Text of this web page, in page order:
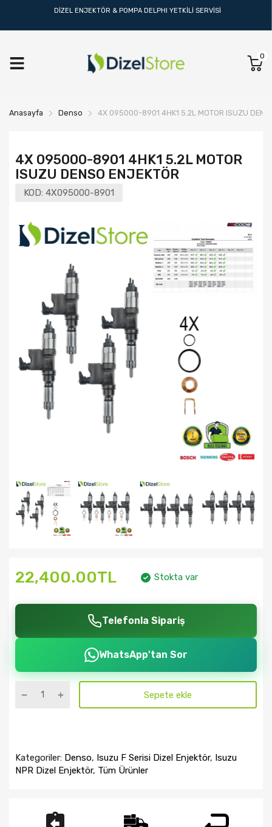
DİZEL ENJEKTÖR & POMPA DELPHI YETKİLİ SERVİSİ
0
Anasayfa Denso 4X 095000-8901 4HK1 5.2L MOTOR ISUZU
4X 095000-8901 4HK1 5.2L MOTOR
ISUZU DENSO ENJEKTÖR
KOD: 4X095000-8901
22,400.00TL Stokta var
Telefonla Sipariş
WhatsApp'tan Sor
Sepete ekle
Kategoriler: Denso, Isuzu F Serisi Dizel Enjektör, Isuzu
NPR Dizel Enjektör, Tüm Ürünler